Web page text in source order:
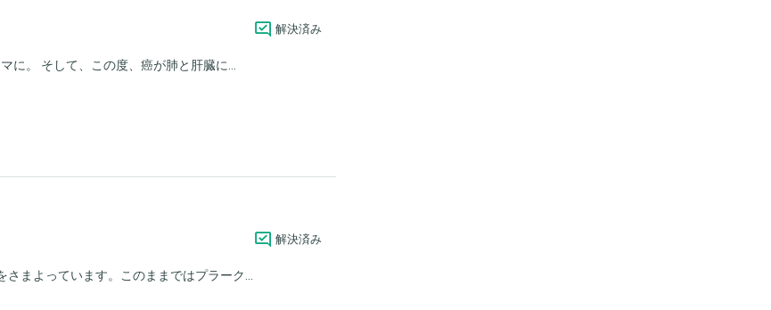
解決済み
に。 そして、この度、癌が肺と肝臓に...
解決済み
まよっています。このままではプラーク...